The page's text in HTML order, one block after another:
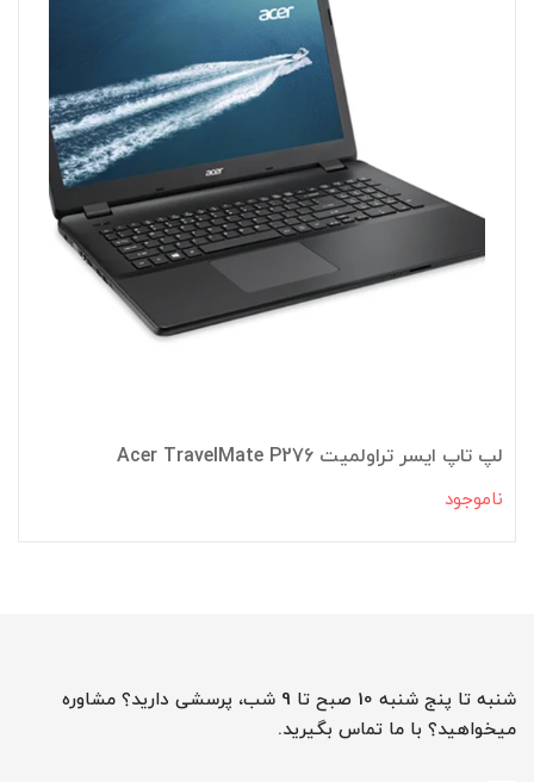
لپ تاپ ایسر تراولمیت Acer TravelMate P276
ناموجود
شنبه تا پنج شنبه 10 صبح تا 9 شب، پرسشی دارید؟ مشاوره
میخواهید؟ با ما تماس بگیرید.